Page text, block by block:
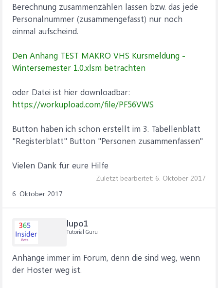
Berechnung zusammenzählen lassen bzw. das jede
Personalnummer (zusammengefasst) nur noch
einmal aufscheind.
Den Anhang TEST MAKRO VHS Kursmeldung -
Wintersemester 1.0.xlsm betrachten
oder Datei ist hier downloadbar:
https://workupload.com/file/PF56VWS
Button haben ich schon erstellt im 3. Tabellenblatt
"Registerblatt" Button "Personen zusammenfassen"
Vielen Dank für eure Hilfe
Zuletzt bearbeitet: 6. Oktober 2017
6. Oktober 2017
lupo1
Tutorial Guru
Anhänge immer im Forum, denn die sind weg, wenn
der Hoster weg ist.